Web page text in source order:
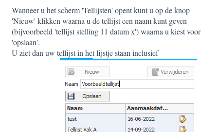
Wanneer u het scherm 'Tellijsten' opent kunt u op de knop
'Nieuw' klikken waarna u de tellijst een naam kunt geven
(bijvoorbeeld 'tellijst stelling 11 datum x') waarna u kiest voor
'opslaan'.
U ziet dan uw tellijst in het lijstje staan inclusief